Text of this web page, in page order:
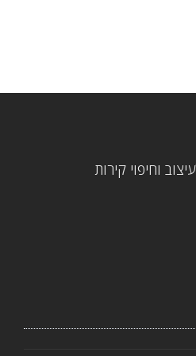
וחיפוי קירות